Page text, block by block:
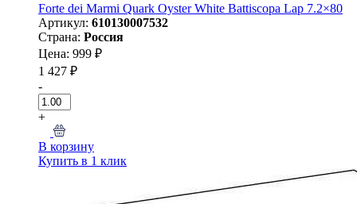
Forte dei Marmi Quark Oyster White Battiscopa Lap 7.2×80
Артикул: 610130007532
Страна: Россия
Цена: 999 ₽
1 427 ₽
-
+
В корзину
Купить в 1 клик